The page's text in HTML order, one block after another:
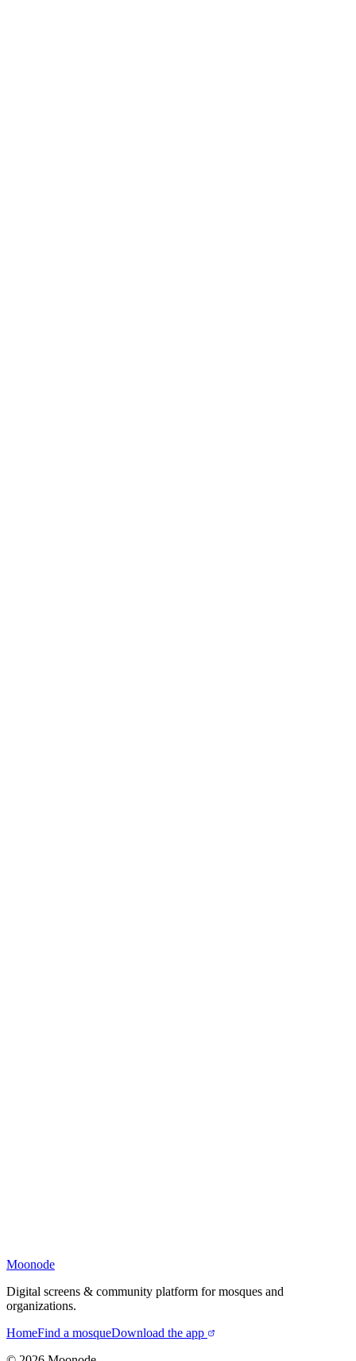
Moonode
Digital screens & community platform for mosques and
organizations.
HomeFind a mosqueDownload the app